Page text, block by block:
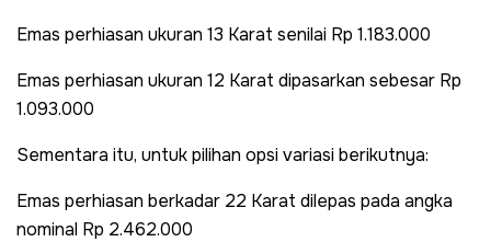
Emas perhiasan ukuran 13 Karat senilai Rp 1.183.000
Emas perhiasan ukuran 12 Karat dipasarkan sebesar Rp
1.093.000
Sementara itu, untuk pilihan opsi variasi berikutnya:
Emas perhiasan berkadar 22 Karat dilepas pada angka
nominal Rp 2.462.000